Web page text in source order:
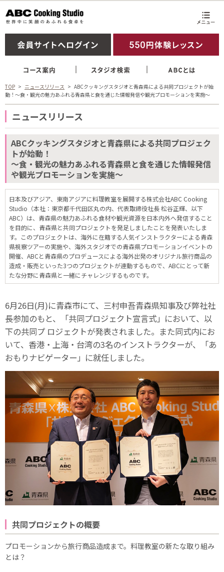
TOP ニュースリリース
ABCクッキングスタジオと青森県による共同プロジェクトが始
動！～食・観光の魅力あふれる青森県と食を通じた情報発信や観光プロモーションを実施～
ニュースリリース
ABCクッキングスタジオと青森県による共同プロジェク
トが始動！
～食・観光の魅力あふれる青森県と食を通じた情報発信
や観光プロモーションを実施～
日本及びアジア、東南アジアに料理教室を展開する株式会社ABC Cooking
Studio（本社：東京都千代田区丸の内、代表取締役社長 松谷正輝、以下
ABC）は、青森県の魅力あふれる食材や観光資源を日本内外へ発信すること
を目的に、青森県と共同プロジェクトを発足しましたことを発表いたしま
す。このプロジェクトは、海外に在籍する人気インストラクターによる青森
県視察ツアーの実施や、海外スタジオでの青森県プロモーションイベントの
開催、ABCと青森県のプロデュースによる海外出発のオリジナル旅行商品の
造成・販売といった3つのプロジェクトが連動するもので、ABCにとって新
たな分野に青森県と一緒にチャレンジするものです。
6月26日(月)に青森市にて、三村申吾青森県知事及び弊社社
長参加のもと、「共同プロジェクト宣言式」において、以
下の共同プ ロジェクトが発表されました。また同式内にお
いて、香港・上海・台湾の3名のインストラクターが、「あ
おもりナビゲーター」に就任しました。
共同プロジェクトの概要
プロモーションから旅行商品造成まで。料理教室の新たな取り組み
とは？